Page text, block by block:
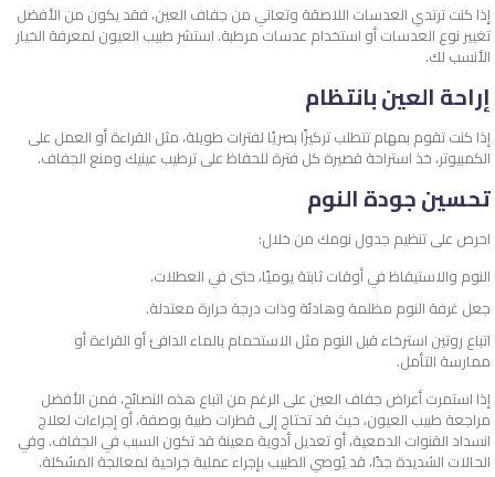
إذا كنت ترتدي العدسات اللاصقة وتعاني من جفاف العين، فقد يكون من الأفضل
تغيير نوع العدسات أو استخدام عدسات مرطبة. استشر طبيب العيون لمعرفة الخيار
الأنسب لك.
إراحة العين بانتظام
إذا كنت تقوم بمهام تتطلب تركيزًا بصريًا لفترات طويلة، مثل القراءة أو العمل على
الكمبيوتر، خذ استراحة قصيرة كل فترة للحفاظ على ترطيب عينيك ومنع الجفاف.
تحسين جودة النوم
احرص على تنظيم جدول نومك من خلال:
النوم والاستيقاظ في أوقات ثابتة يوميًا، حتى في العطلات.
جعل غرفة النوم مظلمة وهادئة وذات درجة حرارة معتدلة.
اتباع روتين استرخاء قبل النوم مثل الاستحمام بالماء الدافئ أو القراءة أو
ممارسة التأمل.
إذا استمرت أعراض جفاف العين على الرغم من اتباع هذه النصائح، فمن الأفضل
مراجعة طبيب العيون، حيث قد تحتاج إلى قطرات طبية بوصفة، أو إجراءات لعلاج
انسداد القنوات الدمعية، أو تعديل أدوية معينة قد تكون السبب في الجفاف. وفي
الحالات الشديدة جدًا، قد يُوصي الطبيب بإجراء عملية جراحية لمعالجة المشكلة.